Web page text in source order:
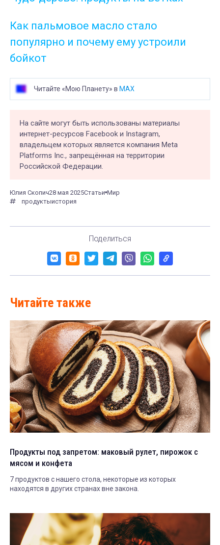
Как пальмовое масло стало
популярно и почему ему устроили
бойкот
Читайте «Мою Планету» в MAX
На сайте могут быть использованы материалы
интернет-ресурсов Facebook и Instagram,
владельцем которых является компания Meta
Platforms Inc., запрещённая на территории
Российской Федерации.
Юлия Скопич28 мая 2025Статьи Мир
продуктыистория
Поделиться
Читайте также
Продукты под запретом: маковый рулет, пирожок с
мясом и конфета
7 продуктов с нашего стола, некоторые из которых
находятся в других странах вне закона.